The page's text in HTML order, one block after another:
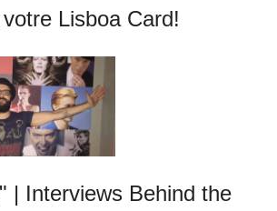
Lisboa Card!
| Interviews Behind the